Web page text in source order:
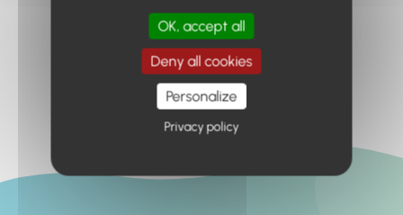
Retour à l'accueil
OK, accept all
Deny all cookies
Personalize
Privacy policy